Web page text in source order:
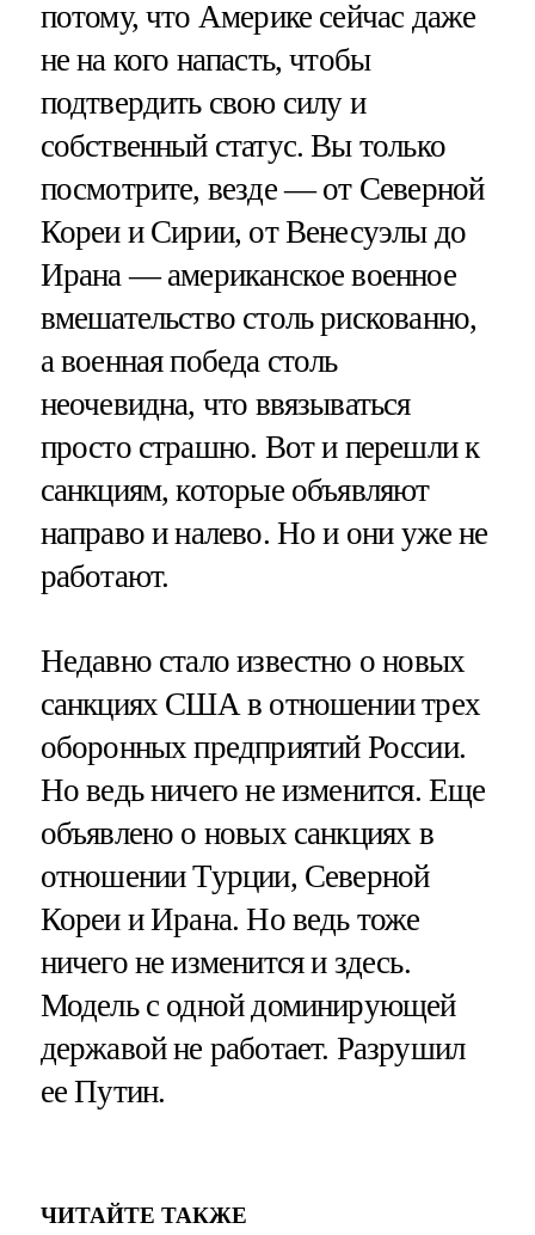
потому, что Америке сейчас даже
не на кого напасть, чтобы
подтвердить свою силу и
собственный статус. Вы только
посмотрите, везде — от Северной
Кореи и Сирии, от Венесуэлы до
Ирана — американское военное
вмешательство столь рискованно,
а военная победа столь
неочевидна, что ввязываться
просто страшно. Вот и перешли к
санкциям, которые объявляют
направо и налево. Но и они уже не
работают.
Недавно стало известно о новых
санкциях США в отношении трех
оборонных предприятий России.
Но ведь ничего не изменится. Еще
объявлено о новых санкциях в
отношении Турции, Северной
Кореи и Ирана. Но ведь тоже
ничего не изменится и здесь.
Модель с одной доминирующей
державой не работает. Разрушил
ее Путин.
ЧИТАЙТЕ ТАКЖЕ